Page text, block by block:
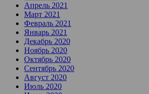
Апрель 2021
Март 2021
Февраль 2021
Январь 2021
Декабрь 2020
Ноябрь 2020
Октябрь 2020
Сентябрь 2020
Август 2020
Июль 2020